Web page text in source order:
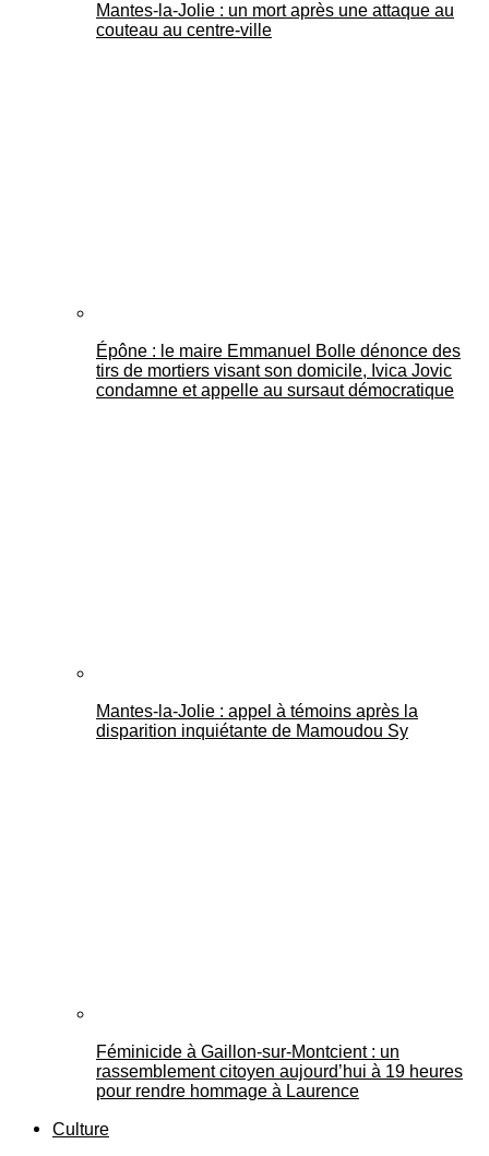
Mantes-la-Jolie : un mort après une attaque au
couteau au centre-ville
Épône : le maire Emmanuel Bolle dénonce des
tirs de mortiers visant son domicile, Ivica Jovic
condamne et appelle au sursaut démocratique
Mantes-la-Jolie : appel à témoins après la
disparition inquiétante de Mamoudou Sy
Féminicide à Gaillon‑sur‑Montcient : un
rassemblement citoyen aujourd’hui à 19 heures
pour rendre hommage à Laurence
Culture